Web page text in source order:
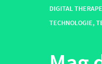
DIGITAL
TECHNOLOGIE,